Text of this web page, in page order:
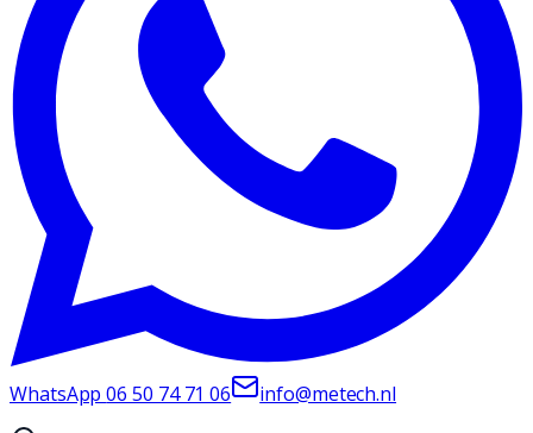
WhatsApp06 50 74 71 06 info@metech.nl